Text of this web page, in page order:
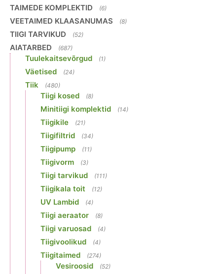
TAIMEDE KOMPLEKTID (6)
VEETAIMED KLAASANUMAS (8)
TIIGI TARVIKUD (52)
AIATARBED (687)
Tuulekaitsevõrgud (1)
Väetised (24)
Tiik (480)
Tiigi kosed (8)
Minitiigi komplektid (14)
Tiigikile (21)
Tiigifiltrid (34)
Tiigipump (11)
Tiigivorm (3)
Tiigi tarvikud (111)
Tiigikala toit (12)
UV Lambid (4)
Tiigi aeraator (8)
Tiigi varuosad (4)
Tiigivoolikud (4)
Tiigitaimed (274)
Vesiroosid (52)